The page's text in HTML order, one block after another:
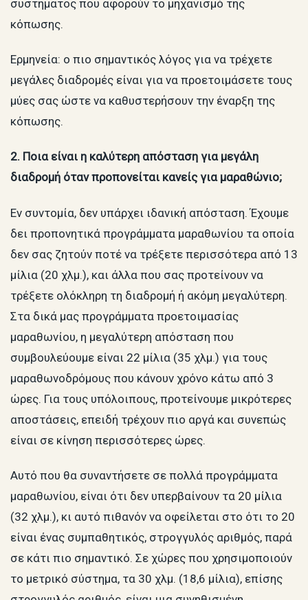
συστήματος που αφορούν το μηχανισμό της
κόπωσης.
Ερμηνεία: ο πιο σημαντικός λόγος για να τρέχετε
μεγάλες διαδρομές είναι για να προετοιμάσετε τους
μύες σας ώστε να καθυστερήσουν την έναρξη της
κόπωσης.
2. Ποια είναι η καλύτερη απόσταση για μεγάλη
διαδρομή όταν προπονείται κανείς για μαραθώνιο;
Εν συντομία, δεν υπάρχει ιδανική απόσταση. Έχουμε
δει προπονητικά προγράμματα μαραθωνίου τα οποία
δεν σας ζητούν ποτέ να τρέξετε περισσότερα από 13
μίλια (20 χλμ.), και άλλα που σας προτείνουν να
τρέξετε ολόκληρη τη διαδρομή ή ακόμη μεγαλύτερη.
Στα δικά μας προγράμματα προετοιμασίας
μαραθωνίου, η μεγαλύτερη απόσταση που
συμβουλεύουμε είναι 22 μίλια (35 χλμ.) για τους
μαραθωνοδρόμους που κάνουν χρόνο κάτω από 3
ώρες. Για τους υπόλοιπους, προτείνουμε μικρότερες
αποστάσεις, επειδή τρέχουν πιο αργά και συνεπώς
είναι σε κίνηση περισσότερες ώρες.
Αυτό που θα συναντήσετε σε πολλά προγράμματα
μαραθωνίου, είναι ότι δεν υπερβαίνουν τα 20 μίλια
(32 χλμ.), κι αυτό πιθανόν να οφείλεται στο ότι το 20
είναι ένας συμπαθητικός, στρογγυλός αριθμός, παρά
σε κάτι πιο σημαντικό. Σε χώρες που χρησιμοποιούν
το μετρικό σύστημα, τα 30 χλμ. (18,6 μίλια), επίσης